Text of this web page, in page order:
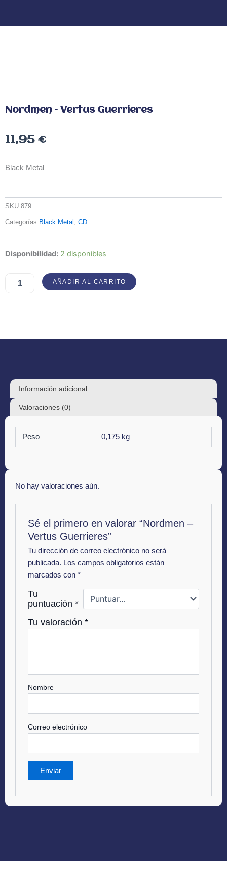
Nordmen – Vertus Guerrieres
11,95 €
Black Metal
SKU 879
Categorías Black Metal , CD
Disponibilidad: 2 disponibles
Nordmen
Guerrieres
AÑADIR AL CARRITO
Información adicional
Valoraciones (0)
Peso 0,175 kg
No hay valoraciones aún.
Sé el primero en valorar “Nordmen –
Vertus Guerrieres”
Tu dirección de correo electrónico no será
publicada. Los campos obligatorios están
marcados con*
Tu
puntuación*
Tu valoración*
Nombre
Correo electrónico